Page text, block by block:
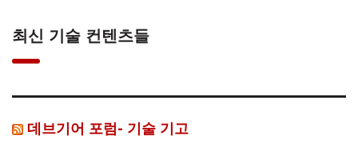
최신 기술 컨텐츠들
데브기어 포럼- 기술 기고